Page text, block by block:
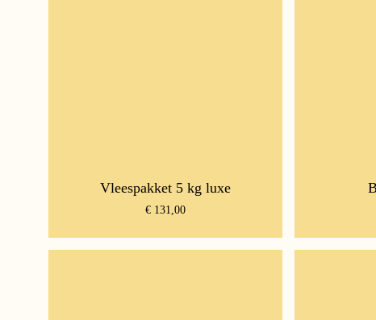
Vleespakket 5 kg luxe
€131,00